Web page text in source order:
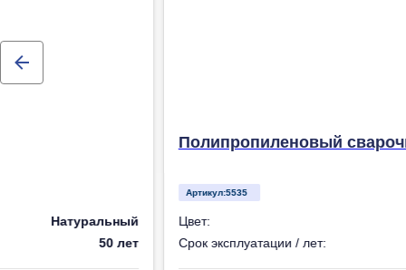
Натуральный
50 лет
Полипропиленовый
Артикул:5535
Цвет:
Срок эксплуатации / лет: